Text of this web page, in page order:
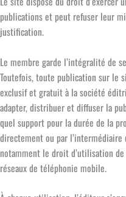
publications et peut refuser leur
justification.
Le membre garde l’intégralité de
Toutefois, toute publication sur le
exclusif et gratuit à la société
adapter, distribuer et diffuser la
quel support pour la durée de la
directement ou par l’intermédiaire
notamment le droit d’utilisation
réseaux de téléphonie mobile.